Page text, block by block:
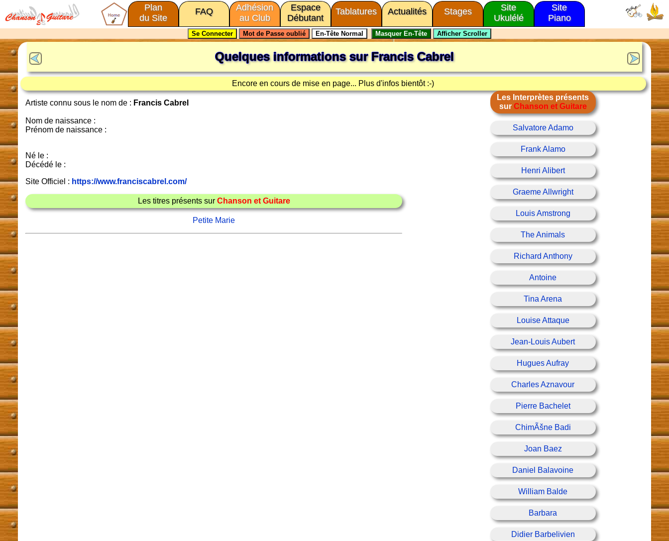
Plan
du Site
FAQ
Adhésion
au Club
Espace
Débutant
Tablatures Actualités Stages
Site
Ukulélé
Site
Piano
Quelques informations surFrancis Cabrel
Encore en cours de mise en page... Plus d'infos bientôt :-)
Artiste connu sous le nom de : Francis Cabrel
Nom de naissance :
Prénom de naissance :
Né le :
Décédé le :
Site Officiel : https://www.franciscabrel.com/
Les titres présents sur Chanson et Guitare
Petite Marie
Les Interprètes présents
sur Chanson et Guitare
Salvatore Adamo
Frank Alamo
Henri Alibert
Graeme Allwright
Louis Amstrong
The Animals
Richard Anthony
Antoine
Tina Arena
Louise Attaque
Jean-Louis Aubert
Hugues Aufray
Charles Aznavour
Pierre Bachelet
ChimÃšne Badi
Joan Baez
Daniel Balavoine
William Balde
Barbara
Didier Barbelivien